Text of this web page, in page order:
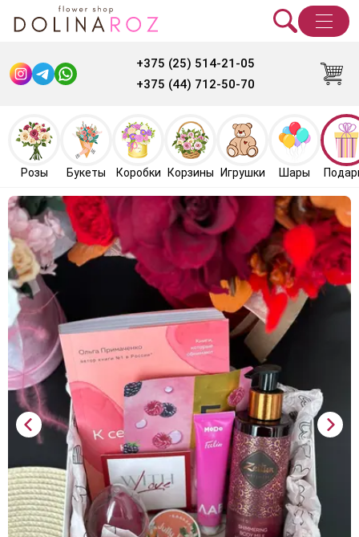
+375 (25) 514-21-05
+375 (44) 712-50-70
Розы Букеты Коробки Корзины Игрушки Шары